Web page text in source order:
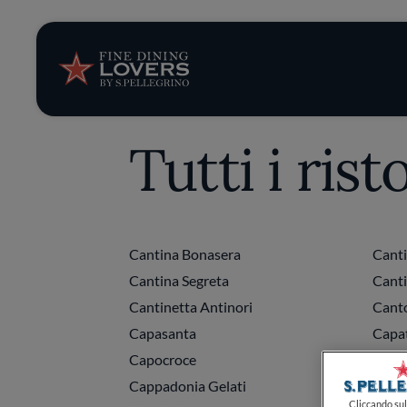
Storie e
Ricette
Trucchi e
Serie
Tutti i
Cantina Bonasera
Cantina Segreta
Cantinetta Antinori
Capasanta
Capocroce
Cappadonia Gelati
Cliccando